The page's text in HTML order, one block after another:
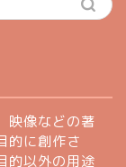
映像などの著
的に創作さ
的以外の用途
profile